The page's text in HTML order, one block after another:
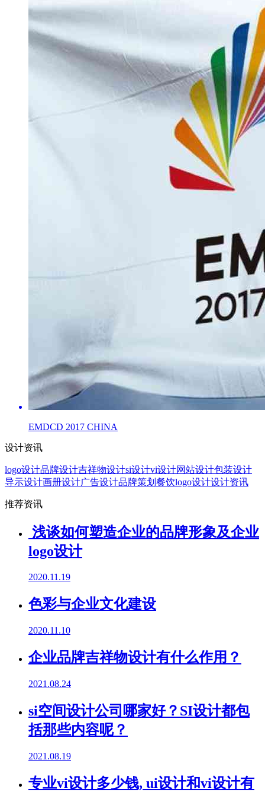
EMDCD 2017 CHINA
设计资讯
logo设计品牌设计吉祥物设计si设计vi设计网站设计包装设计
导示设计画册设计广告设计品牌策划 餐饮logo设计设计资讯
推荐资讯
浅谈如何塑造企业的品牌形象及企业
logo设计
2020.11.19
色彩与企业文化建设
2020.11.10
企业品牌吉祥物设计有什么作用？
2021.08.24
si空间设计公司哪家好？SI设计都包
括那些内容呢？
2021.08.19
专业vi设计多少钱, ui设计和vi设计有